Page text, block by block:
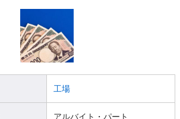
工場
アルバイト・パート